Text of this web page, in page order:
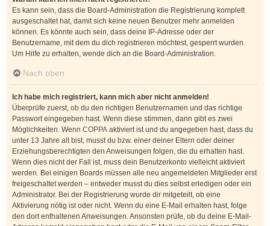
Es kann sein, dass die Board-Administration die Registrierung komplett
ausgeschaltet hat, damit sich keine neuen Benutzer mehr anmelden
können. Es könnte auch sein, dass deine IP-Adresse oder der
Benutzername, mit dem du dich registrieren möchtest, gesperrt wurden.
Um Hilfe zu erhalten, wende dich an die Board-Administration.
Nach oben
Ich habe mich registriert, kann mich aber nicht anmelden!
Überprüfe zuerst, ob du den richtigen Benutzernamen und das richtige
Passwort eingegeben hast. Wenn diese stimmen, dann gibt es zwei
Möglichkeiten. Wenn COPPA aktiviert ist und du angegeben hast, dass du
unter 13 Jahre alt bist, musst du bzw. einer deiner Eltern oder deiner
Erziehungsberechtigten den Anweisungen folgen, die du erhalten hast.
Wenn dies nicht der Fall ist, muss dein Benutzerkonto vielleicht aktiviert
werden. Bei einigen Boards müssen alle neu angemeldeten Mitglieder erst
freigeschaltet werden – entweder musst du dies selbst erledigen oder ein
Administrator. Bei der Registrierung wurde dir mitgeteilt, ob eine
Aktivierung nötig ist oder nicht. Wenn du eine E-Mail erhalten hast, folge
den dort enthaltenen Anweisungen. Ansonsten prüfe, ob du deine E-Mail-